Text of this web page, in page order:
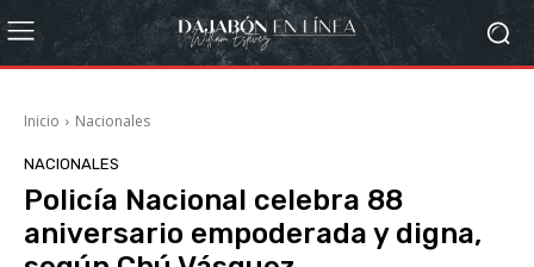
Inicio Nacionales
NACIONALES
Policía Nacional celebra 88
aniversario empoderada y digna,